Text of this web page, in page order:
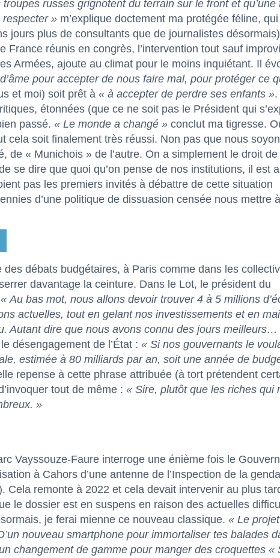
russes grignotent du terrain sur le front et qu’une
» m’explique doctement ma protégée féline,
jours plus de consultants que de journalistes
France réunis en congrès, l’intervention tout sauf
Armées, ajoute au climat pour le moins inquiétant. Il
pour accepter de nous faire mal, pour protéger ce
et moi) soit prêt à « à accepter de perdre ses enfants ».
étonnées (que ce ne soit pas le Président qui
passé. « Le monde a changé » conclut ma tigresse.
cela soit finalement très réussi. Non pas que nous
de « Munichois » de l’autre. On a simplement le droit
se dire que quoi qu’on pense de nos institutions, il est
pas les premiers invités à débattre de cette situation
d’une politique de dissuasion censée nous mettre à
des débats budgétaires, à Paris comme dans les
davantage la ceinture. Dans le Lot, le président du
« Au bas mot, nous allons devoir trouver 4 à 5 millions
actuelles, tout en gelant nos investissements et en
Autant dire que nous avons connu des jours meilleurs…
désengagement de l’État : « Si nos gouvernants le
estimée à 80 milliards par an, soit une année de
repense à cette phrase attribuée (à tort prétendent
tout de même : « Sire, plutôt que les riches qui
»
Vayssouze-Faure interroge une énième fois le
à Cahors d’une antenne de l’Inspection de la
Cela remonte à 2022 et cela devait intervenir au plus
le dossier est en suspens en raison des actuelles
je ferai mienne ce nouveau classique. « Le projet
nouveau smartphone pour immortaliser tes balades
changement de gamme pour manger des croquettes «